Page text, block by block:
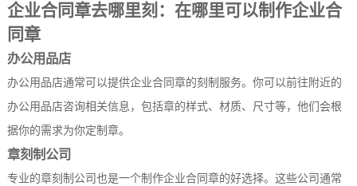
企业合同章去哪里刻：在哪里可以制作企业合
同章
办公用品店
办公用品店通常可以提供企业合同章的刻制服务。你可以前往附近的
办公用品店咨询相关信息，包括章的样式、材质、尺寸等，他们会根
据你的需求为你定制章。
章刻制公司
专业的章刻制公司也是一个制作企业合同章的好选择。这些公司通常